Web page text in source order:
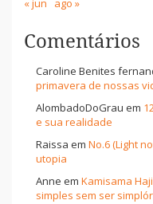
« jun ago »
Comentários
Caroline Benites
primavera de nossas
AlombadoDoGrau em
e sua realidade
Raissa em No.6 (Light
utopia
Anne em Kamisama
simples sem ser